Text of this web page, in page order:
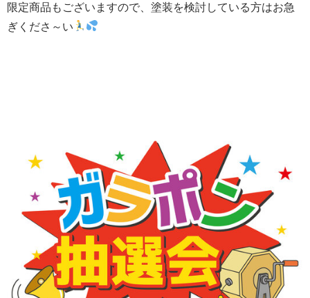
限定商品もございますので、塗装を検討している方はお急
ぎくださ～い